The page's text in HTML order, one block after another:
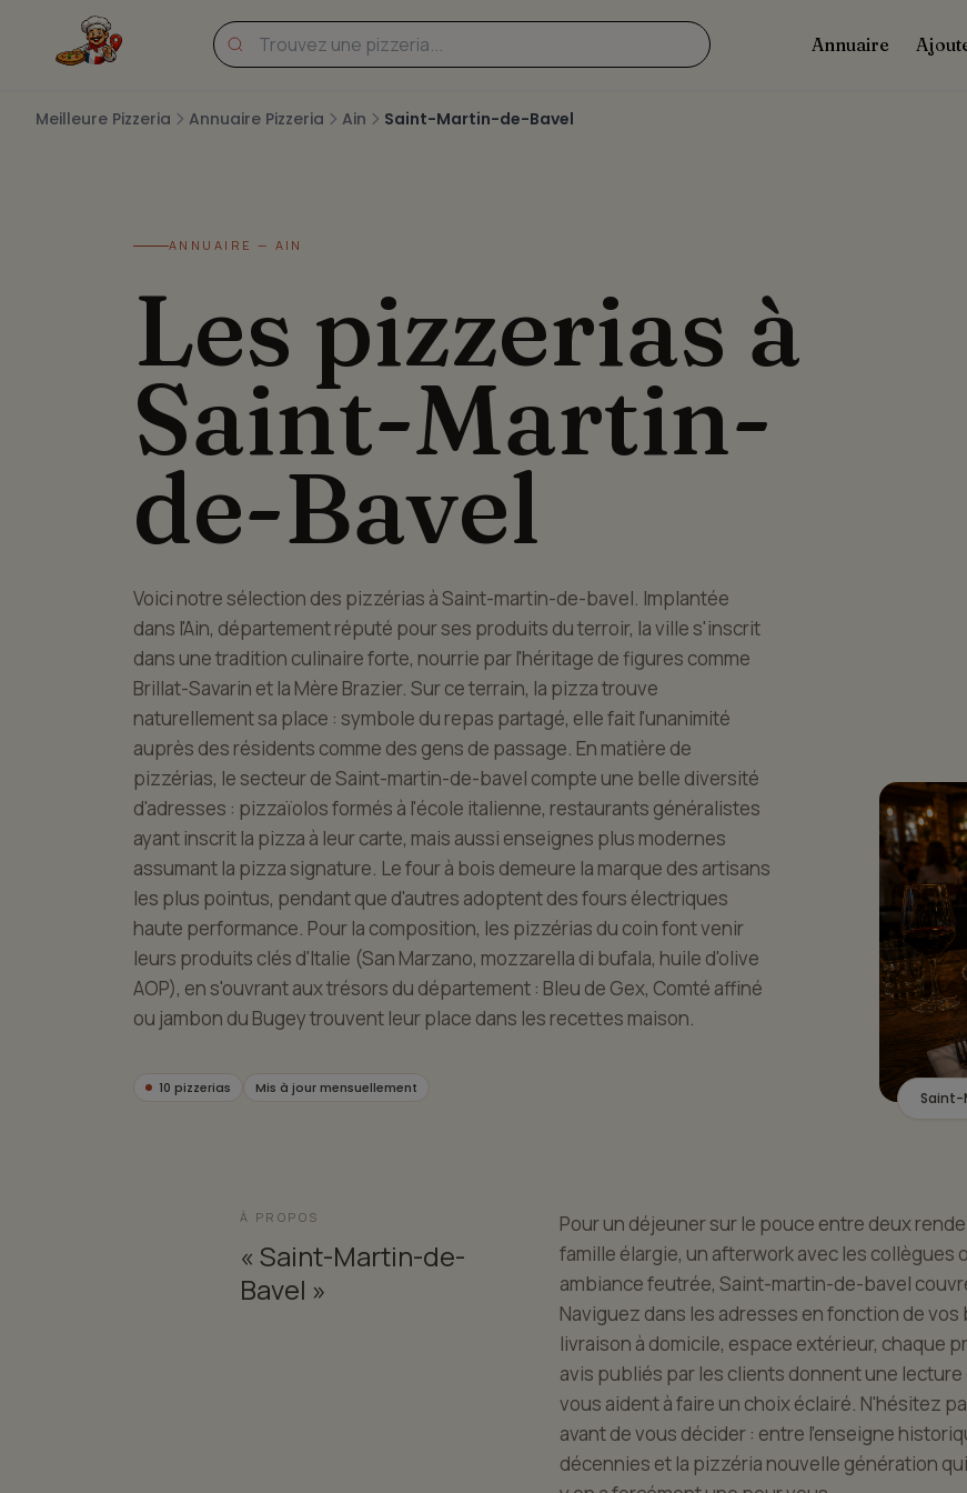
Annuaire
Meilleure Pizzeria Annuaire Pizzeria Ain Saint-Martin-de-Bavel
ANNUAIRE — AIN
Les pizzerias à
Saint-Martin-
de-Bavel
Voici notre sélection des pizzérias à Saint-martin-de-bavel. Implantée
dans l'Ain, département réputé pour ses produits du terroir, la ville s'inscrit
dans une tradition culinaire forte, nourrie par l'héritage de figures comme
Brillat-Savarin et la Mère Brazier. Sur ce terrain, la pizza trouve
naturellement sa place : symbole du repas partagé, elle fait l'unanimité
auprès des résidents comme des gens de passage. En matière de
pizzérias, le secteur de Saint-martin-de-bavel compte une belle diversité
d'adresses : pizzaïolos formés à l'école italienne, restaurants généralistes
ayant inscrit la pizza à leur carte, mais aussi enseignes plus modernes
assumant la pizza signature. Le four à bois demeure la marque des artisans
les plus pointus, pendant que d'autres adoptent des fours électriques
haute performance. Pour la composition, les pizzérias du coin font venir
leurs produits clés d'Italie (San Marzano, mozzarella di bufala, huile d'olive
AOP), en s'ouvrant aux trésors du département : Bleu de Gex, Comté affiné
ou jambon du Bugey trouvent leur place dans les recettes maison.
10 pizzerias Mis à jour mensuellement
Saint-
À PROPOS
« Saint-Martin-de-
Bavel »
Pour un déjeuner sur le pouce entre deux
famille élargie, un afterwork avec les collègues
ambiance feutrée, Saint-martin-de-bavel
Naviguez dans les adresses en fonction de
livraison à domicile, espace extérieur, chaque
avis publiés par les clients donnent une
vous aident à faire un choix éclairé. N'hésitez
avant de vous décider : entre l'enseigne
décennies et la pizzéria nouvelle génération